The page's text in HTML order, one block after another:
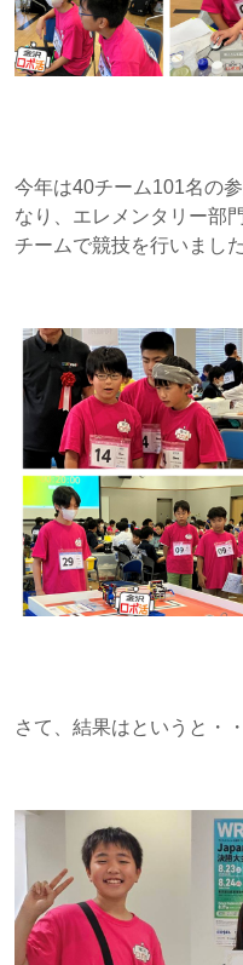
今年は40チーム101名の
なり、エレメンタリー部
チームで競技を行いました
さて、結果はというと・